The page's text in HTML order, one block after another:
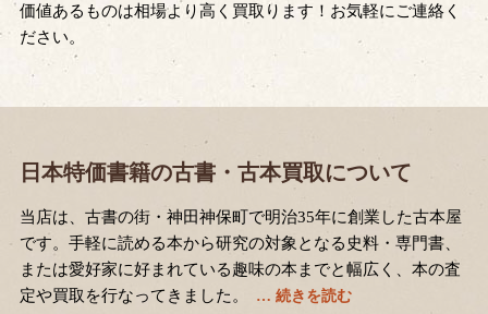
価値あるものは相場より高く買取ります！お気軽にご連絡く
ださい。
日本特価書籍の古書・古本買取について
当店は、古書の街・神田神保町で明治35年に創業した古本屋
です。手軽に読める本から研究の対象となる史料・専門書、
または愛好家に好まれている趣味の本までと幅広く、本の査
定や買取を行なってきました。